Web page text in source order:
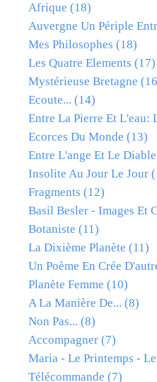
Afrique (18)
Auvergne Un Périple
Mes Philosophes (18)
Les Quatre Elements (17)
Mystérieuse Bretagne
Ecoute... (14)
Entre La Pierre Et L'eau:
Ecorces Du Monde (13)
Entre L'ange Et Le Diable
Insolite Au Jour Le Jour
Fragments (12)
Basil Besler - Images Et
Botaniste (11)
La Dixième Planète (11)
Un Poème En Crée
Planète Femme (10)
A La Manière De... (8)
Non Pas... (8)
Accompagner (7)
Maria - Le Printemps -
Télécommande (7)